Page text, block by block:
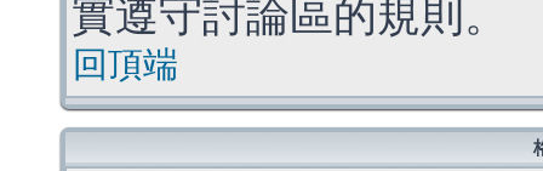
實遵守討論區的規則。
回頂端